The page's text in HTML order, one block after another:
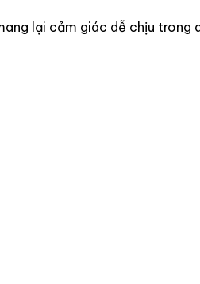
lại cảm giác dễ chịu